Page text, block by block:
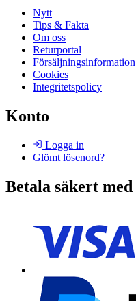
Nytt
Tips & Fakta
Om oss
Returportal
Försäljningsinformation
Cookies
Integritetspolicy
Konto
Logga in
Glömt lösenord?
Betala säkert med